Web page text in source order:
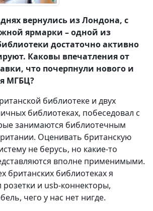
вернулись из Лондона, с
ярмарки – одной из
достаточно активно
Каковы впечатления от
что почерпнули нового и
МГБЦ?
библиотеке и двух
библиотеках, побеседовал с
занимаются библиотечным
Оценивать британскую
не берусь, но какие-то
вполне применимыми.
британских библиотеках я
и usb-коннекторы,
чего у нас нет нигде.